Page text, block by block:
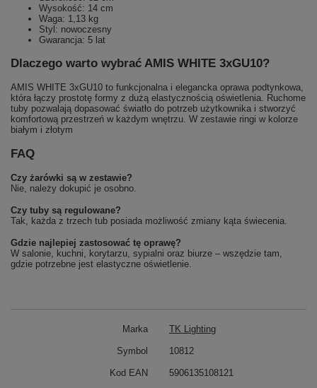
Wysokość: 14 cm
Waga: 1,13 kg
Styl: nowoczesny
Gwarancja: 5 lat
Dlaczego warto wybrać AMIS WHITE 3xGU10?
AMIS WHITE 3xGU10 to funkcjonalna i elegancka oprawa podtynkowa,
która łączy prostotę formy z dużą elastycznością oświetlenia. Ruchome
tuby pozwalają dopasować światło do potrzeb użytkownika i stworzyć
komfortową przestrzeń w każdym wnętrzu. W zestawie ringi w kolorze
białym i złotym
FAQ
Czy żarówki są w zestawie?
Nie, należy dokupić je osobno.
Czy tuby są regulowane?
Tak, każda z trzech tub posiada możliwość zmiany kąta świecenia.
Gdzie najlepiej zastosować tę oprawę?
W salonie, kuchni, korytarzu, sypialni oraz biurze – wszędzie tam,
gdzie potrzebne jest elastyczne oświetlenie.
Marka TK Lighting
Symbol 10812
Kod EAN 5906135108121